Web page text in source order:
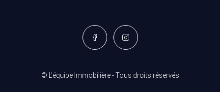
© L'équipe Immobilière - Tous droits réservés